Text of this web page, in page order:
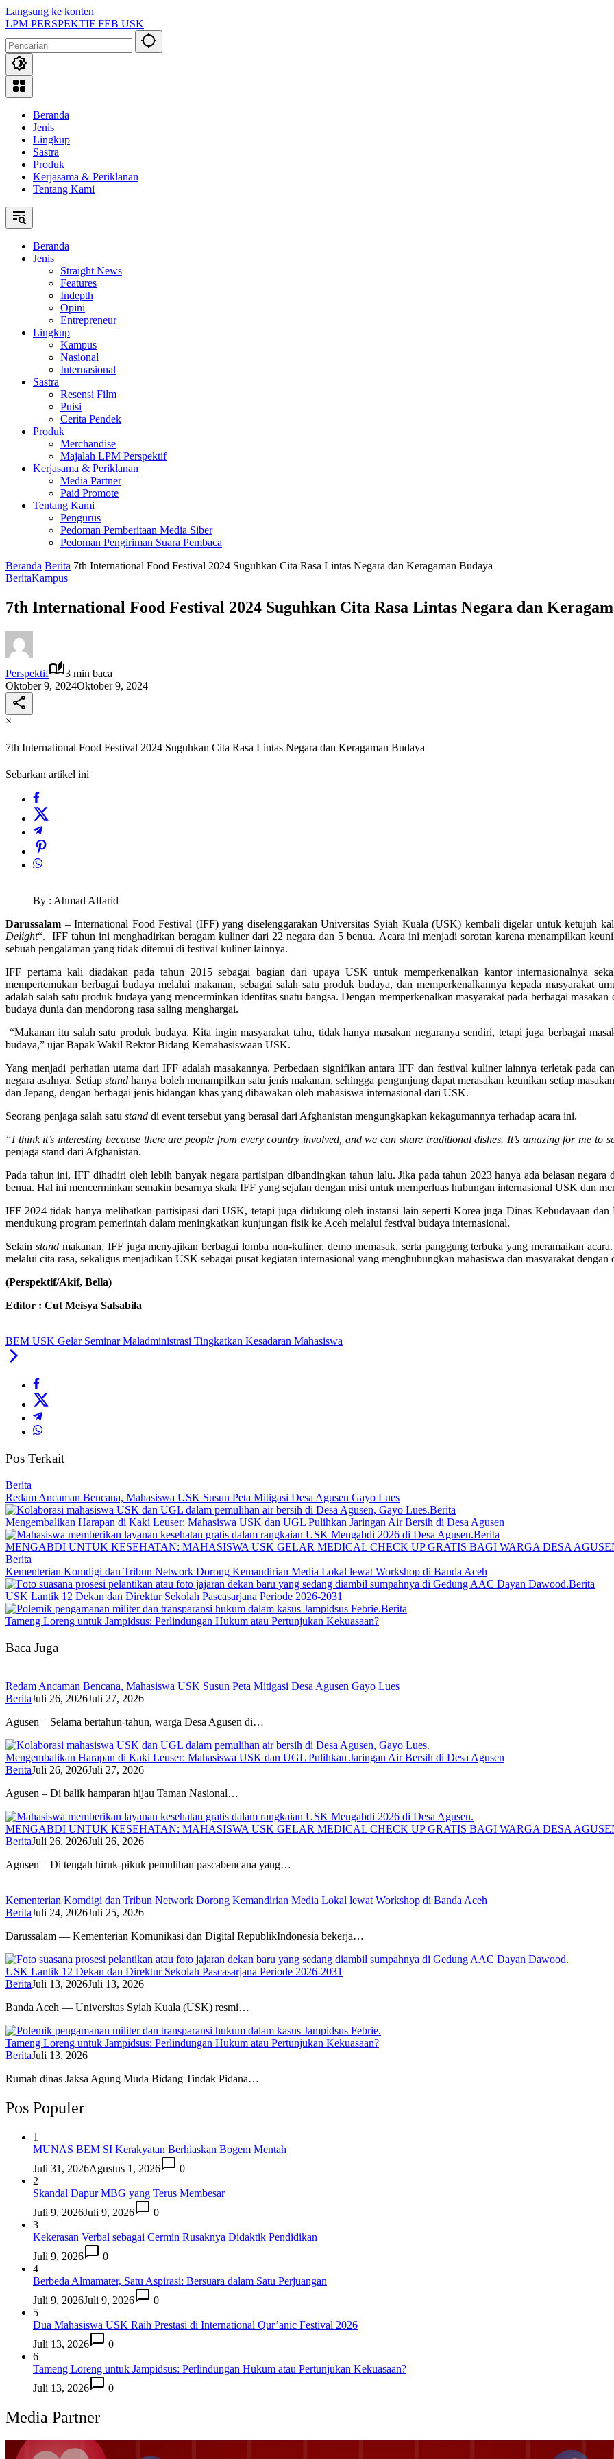
Langsung ke konten
LPM PERSPEKTIF FEB USK
Beranda
Jenis
Lingkup
Sastra
Produk
Kerjasama & Periklanan
Tentang Kami
Beranda
Jenis
Straight News
Features
Indepth
Opini
Entrepreneur
Lingkup
Kampus
Nasional
Internasional
Sastra
Resensi Film
Puisi
Cerita Pendek
Produk
Merchandise
Majalah LPM Perspektif
Kerjasama & Periklanan
Media Partner
Paid Promote
Tentang Kami
Pengurus
Pedoman Pemberitaan Media Siber
Pedoman Pengiriman Suara Pembaca
Beranda Berita 7th International Food Festival 2024 Suguhkan Cita Rasa Lintas Negara dan Keragaman Budaya
BeritaKampus
7th International Food Festival 2024 Suguhkan Cita Rasa Lintas Negara dan
Perspektif
3 min baca
Oktober 9, 2024Oktober 9, 2024
×
7th International Food Festival 2024 Suguhkan Cita Rasa Lintas Negara dan Keragaman Budaya
Sebarkan artikel ini
By : Ahmad Alfarid
Darussalam – International Food Festival (IFF) yang diselenggarakan Universitas Syiah Kuala (USK) kembali digelar untuk ketujuh
Delight“. IFF tahun ini menghadirkan beragam kuliner dari 22 negara dan 5 benua. Acara ini menjadi sorotan karena menampilkan
sebuah pengalaman yang tidak ditemui di festival kuliner lainnya.
IFF pertama kali diadakan pada tahun 2015 sebagai bagian dari upaya USK untuk memperkenalkan kantor internasionalnya
mempertemukan berbagai budaya melalui makanan, sebagai salah satu produk budaya, dan memperkenalkannya kepada masyarakat
adalah salah satu produk budaya yang mencerminkan identitas suatu bangsa. Dengan memperkenalkan masyarakat pada berbagai
budaya dunia dan mendorong rasa saling menghargai.
“Makanan itu salah satu produk budaya. Kita ingin masyarakat tahu, tidak hanya masakan negaranya sendiri, tetapi juga berbagai
budaya,” ujar Bapak Wakil Rektor Bidang Kemahasiswaan USK.
Yang menjadi perhatian utama dari IFF adalah masakannya. Perbedaan signifikan antara IFF dan festival kuliner lainnya terletak pada
negara asalnya. Setiap stand hanya boleh menampilkan satu jenis makanan, sehingga pengunjung dapat merasakan keunikan setiap
dan Jepang, dengan berbagai jenis hidangan khas yang dibawakan oleh mahasiswa internasional dari USK.
Seorang penjaga salah satu stand di event tersebut yang berasal dari Afghanistan mengungkapkan kekagumannya terhadap acara ini.
“I think it’s interesting because there are people from every country involved, and we can share traditional dishes. It’s amazing for me to
penjaga stand dari Afghanistan.
Pada tahun ini, IFF dihadiri oleh lebih banyak negara partisipan dibandingkan tahun lalu. Jika pada tahun 2023 hanya ada belasan
benua. Hal ini mencerminkan semakin besarnya skala IFF yang sejalan dengan misi untuk memperluas hubungan internasional USK dan
IFF 2024 tidak hanya melibatkan partisipasi dari USK, tetapi juga didukung oleh instansi lain seperti Korea juga Dinas Kebudayaan
mendukung program pemerintah dalam meningkatkan kunjungan fisik ke Aceh melalui festival budaya internasional.
Selain standmakanan, IFF juga menyajikan berbagai lomba non-kuliner, demo memasak, serta panggung terbuka yang meramaikan
melalui cita rasa, sekaligus menjadikan USK sebagai pusat kegiatan internasional yang menghubungkan mahasiswa dan masyarakat dengan
(Perspektif/Akif, Bella)
Editor : Cut Meisya Salsabila
BEM USK Gelar Seminar Maladministrasi Tingkatkan Kesadaran Mahasiswa
Pos Terkait
Berita
Redam Ancaman Bencana, Mahasiswa USK Susun Peta Mitigasi Desa Agusen Gayo Lues
Berita
Mengembalikan Harapan di Kaki Leuser: Mahasiswa USK dan UGL Pulihkan Jaringan Air Bersih di Desa Agusen
Berita
MENGABDI UNTUK KESEHATAN: MAHASISWA USK GELAR MEDICAL CHECK UP GRATIS BAGI WARGA DESA
Berita
Kementerian Komdigi dan Tribun Network Dorong Kemandirian Media Lokal lewat Workshop di Banda Aceh
Berita
USK Lantik 12 Dekan dan Direktur Sekolah Pascasarjana Periode 2026-2031
Berita
Tameng Loreng untuk Jampidsus: Perlindungan Hukum atau Pertunjukan Kekuasaan?
Baca Juga
Redam Ancaman Bencana, Mahasiswa USK Susun Peta Mitigasi Desa Agusen Gayo Lues
BeritaJuli 26, 2026Juli 27, 2026
Agusen – Selama bertahun-tahun, warga Desa Agusen di…
Mengembalikan Harapan di Kaki Leuser: Mahasiswa USK dan UGL Pulihkan Jaringan Air Bersih di Desa Agusen
BeritaJuli 26, 2026Juli 27, 2026
Agusen – Di balik hamparan hijau Taman Nasional…
MENGABDI UNTUK KESEHATAN: MAHASISWA USK GELAR MEDICAL CHECK UP GRATIS BAGI WARGA DESA
BeritaJuli 26, 2026Juli 26, 2026
Agusen – Di tengah hiruk-pikuk pemulihan pascabencana yang…
Kementerian Komdigi dan Tribun Network Dorong Kemandirian Media Lokal lewat Workshop di Banda Aceh
BeritaJuli 24, 2026Juli 25, 2026
Darussalam — Kementerian Komunikasi dan Digital RepublikIndonesia bekerja…
USK Lantik 12 Dekan dan Direktur Sekolah Pascasarjana Periode 2026-2031
BeritaJuli 13, 2026Juli 13, 2026
Banda Aceh — Universitas Syiah Kuala (USK) resmi…
Tameng Loreng untuk Jampidsus: Perlindungan Hukum atau Pertunjukan Kekuasaan?
BeritaJuli 13, 2026
Rumah dinas Jaksa Agung Muda Bidang Tindak Pidana…
Pos Populer
1
MUNAS BEM SI Kerakyatan Berhiaskan Bogem Mentah
Juli 31, 2026Agustus 1, 2026
0
2
Skandal Dapur MBG yang Terus Membesar
Juli 9, 2026Juli 9, 2026
0
3
Kekerasan Verbal sebagai Cermin Rusaknya Didaktik Pendidikan
Juli 9, 2026
0
4
Berbeda Almamater, Satu Aspirasi: Bersuara dalam Satu Perjuangan
Juli 9, 2026Juli 9, 2026
0
5
Dua Mahasiswa USK Raih Prestasi di International Qur’anic Festival 2026
Juli 13, 2026
0
6
Tameng Loreng untuk Jampidsus: Perlindungan Hukum atau Pertunjukan Kekuasaan?
Juli 13, 2026
0
Media Partner